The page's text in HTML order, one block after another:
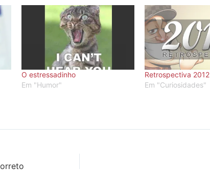
O estressadinho
Em "Humor"
Retrospectiva 2012
Em "Curiosidades"